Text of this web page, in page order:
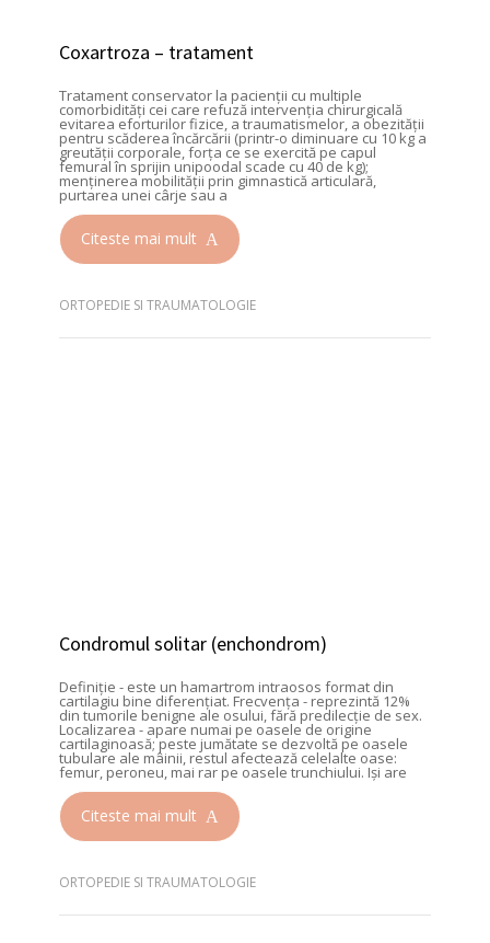
Coxartroza – tratament
Tratament conservator la pacienții cu multiple
comorbidități cei care refuză intervenția chirurgicală
evitarea eforturilor fizice, a traumatismelor, a obezității
pentru scăderea încărcării (printr-o diminuare cu 10 kg a
greutății corporale, forța ce se exercită pe capul
femural în sprijin unipoodal scade cu 40 de kg);
menținerea mobilității prin gimnastică articulară,
purtarea unei cârje sau a
Citeste mai mult
ORTOPEDIE SI TRAUMATOLOGIE
Condromul solitar (enchondrom)
Definiţie - este un hamartrom intraosos format din
cartilagiu bine diferenţiat. Frecvenţa - reprezintă 12%
din tumorile benigne ale osului, fără predilecţie de sex.
Localizarea - apare numai pe oasele de origine
cartilaginoasă; peste jumătate se dezvoltă pe oasele
tubulare ale mâinii, restul afectează celelalte oase:
femur, peroneu, mai rar pe oasele trunchiului. Işi are
Citeste mai mult
ORTOPEDIE SI TRAUMATOLOGIE